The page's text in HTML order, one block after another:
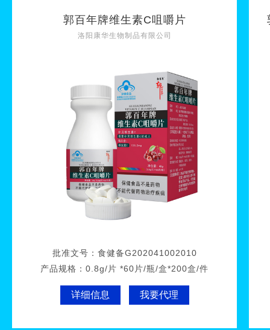
郭百年牌维生素C咀嚼片
洛阳康华生物制品有限公司
批准文号： 食健备G202041002010
产品规格： 0.8g/片 *60片/瓶/盒*200盒/件
详细信息 我要代理